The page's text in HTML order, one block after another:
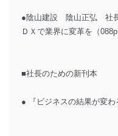
●陰山建設 陰山正弘 社
ＤＸで業界に変革を（088p
■社長のための新刊本
● 『ビジネスの結果が変わ